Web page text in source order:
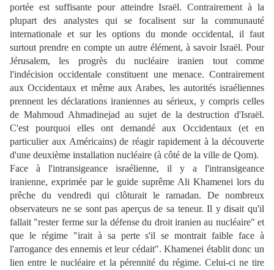
portée est suffisante pour atteindre Israël. Contrairement à la
plupart des analystes qui se focalisent sur la communauté
internationale et sur les options du monde occidental, il faut
surtout prendre en compte un autre élément, à savoir Israël. Pour
Jérusalem, les progrès du nucléaire iranien tout comme
l'indécision occidentale constituent une menace. Contrairement
aux Occidentaux et même aux Arabes, les autorités israéliennes
prennent les déclarations iraniennes au sérieux, y compris celles
de Mahmoud Ahmadinejad au sujet de la destruction d'Israël.
C'est pourquoi elles ont demandé aux Occidentaux (et en
particulier aux Américains) de réagir rapidement à la découverte
d'une deuxième installation nucléaire (à côté de la ville de Qom).
Face à l'intransigeance israélienne, il y a l'intransigeance
iranienne, exprimée par le guide suprême Ali Khamenei lors du
prêche du vendredi qui clôturait le ramadan. De nombreux
observateurs ne se sont pas aperçus de sa teneur. Il y disait qu'il
fallait "rester ferme sur la défense du droit iranien au nucléaire" et
que le régime "irait à sa perte s'il se montrait faible face à
l'arrogance des ennemis et leur cédait". Khamenei établit donc un
lien entre le nucléaire et la pérennité du régime. Celui-ci ne tire